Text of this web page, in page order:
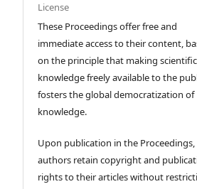
License
These Proceedings offer free and
immediate access to their content,
on the principle that making scientific
knowledge freely available to the
fosters the global democratization of
knowledge.
Upon publication in the Proceedings,
authors retain copyright and
rights to their articles without